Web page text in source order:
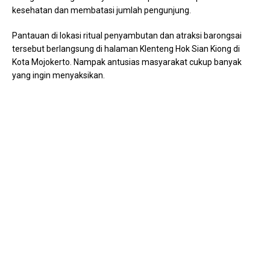
kesehatan dan membatasi jumlah pengunjung.
Pantauan di lokasi ritual penyambutan dan atraksi barongsai
tersebut berlangsung di halaman Klenteng Hok Sian Kiong di
Kota Mojokerto. Nampak antusias masyarakat cukup banyak
yang ingin menyaksikan.